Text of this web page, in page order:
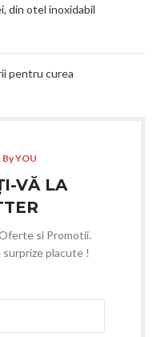
din otel inoxidabil
pentru curea
By YOU
VĂ LA
si Promotii.
surprize placute !